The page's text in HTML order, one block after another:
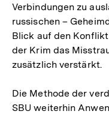
Verbindungen zu
russischen –
Blick auf den
der Krim das
zusätzlich verstärkt.
Die Methode der
SBU weiterhin